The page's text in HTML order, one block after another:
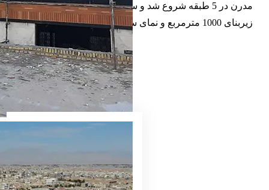
مدرن در 5 طبقه شروع شد و ساخت آن پس از 15 ماه با
زیربنای 1000 مترمربع و نمای سنگ و آجر در بلوار جهاد به